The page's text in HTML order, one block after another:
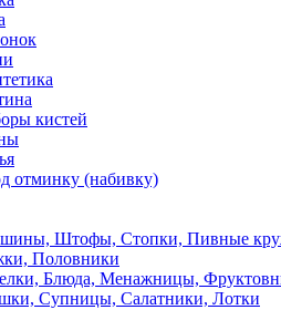
кистей
отминку (набивку)
Штофы, Стопки, Пивные
Половники
Блюда, Менажницы,
Супницы, Салатники, Лотки